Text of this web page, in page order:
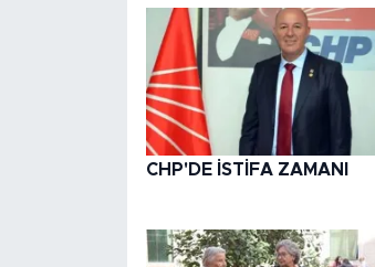
CHP'DE İSTİFA ZAMANI